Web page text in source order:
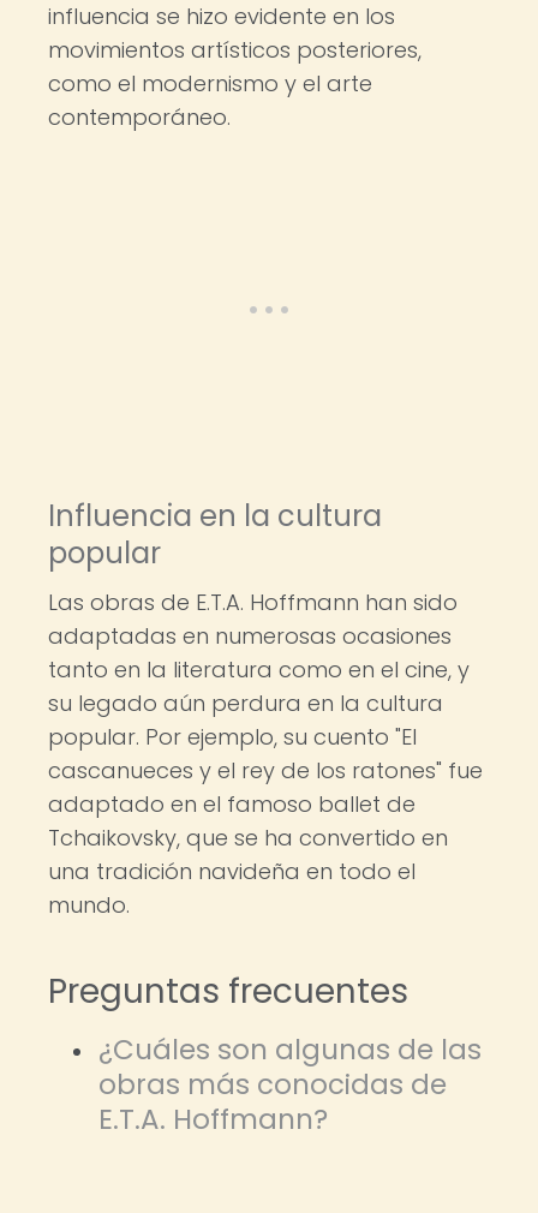
influencia se hizo evidente en los
movimientos artísticos posteriores,
como el modernismo y el arte
contemporáneo.
Influencia en la cultura
popular
Las obras de E.T.A. Hoffmann han sido
adaptadas en numerosas ocasiones
tanto en la literatura como en el cine, y
su legado aún perdura en la cultura
popular. Por ejemplo, su cuento "El
cascanueces y el rey de los ratones" fue
adaptado en el famoso ballet de
Tchaikovsky, que se ha convertido en
una tradición navideña en todo el
mundo.
Preguntas frecuentes
¿Cuáles son algunas de las
obras más conocidas de
E.T.A. Hoffmann?